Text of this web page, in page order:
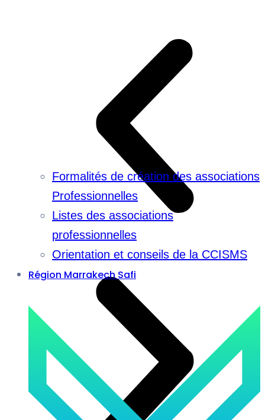
Formalités de création des associations
Professionnelles
Listes des associations
professionnelles
Orientation et conseils de la CCISMS
Région Marrakech Safi